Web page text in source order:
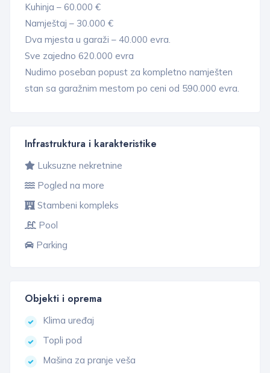
Kuhinja – 60.000 €
Namještaj – 30.000 €
Dva mjesta u garaži – 40.000 evra.
Sve zajedno 620.000 evra
Nudimo poseban popust za kompletno namješten
stan sa garažnim mestom po ceni od 590.000 evra.
Infrastruktura i karakteristike
Luksuzne nekretnine
Pogled na more
Stambeni kompleks
Pool
Parking
Objekti i oprema
Klima uređaj
Topli pod
Mašina za pranje veša